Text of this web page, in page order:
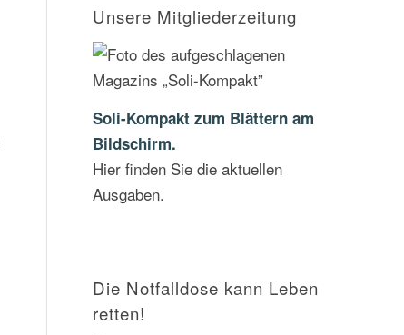
Unsere Mitgliederzeitung
Soli-Kompakt zum Blättern am
Bildschirm.
Hier finden Sie die aktuellen
Ausgaben.
Die Notfalldose kann Leben
retten!